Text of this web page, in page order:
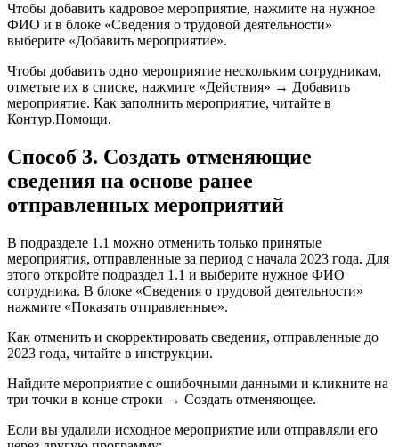
Чтобы добавить кадровое мероприятие, нажмите на нужное
ФИО и в блоке «Сведения о трудовой деятельности»
выберите «Добавить мероприятие».
Чтобы добавить одно мероприятие нескольким сотрудникам,
отметьте их в списке, нажмите «Действия» → Добавить
мероприятие. Как заполнить мероприятие, читайте в
Контур.Помощи.
Способ 3. Создать отменяющие
сведения на основе ранее
отправленных мероприятий
В подразделе 1.1 можно отменить только принятые
мероприятия, отправленные за период с начала 2023 года. Для
этого откройте подраздел 1.1 и выберите нужное ФИО
сотрудника. В блоке «Сведения о трудовой деятельности»
нажмите «Показать отправленные».
Как отменить и скорректировать сведения, отправленные до
2023 года, читайте в инструкции.
Найдите мероприятие с ошибочными данными и кликните на
три точки в конце строки → Создать отменяющее.
Если вы удалили исходное мероприятие или отправляли его